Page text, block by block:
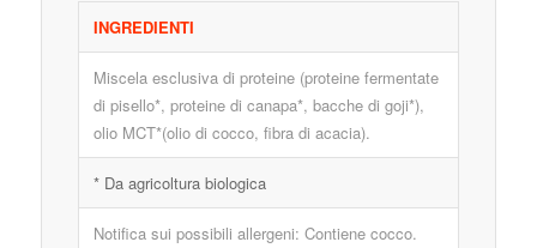
INGREDIENTI
Miscela esclusiva di proteine (proteine fermentate
di pisello*, proteine di canapa*, bacche di goji*),
olio MCT*(olio di cocco, fibra di acacia).
* Da agricoltura biologica
Notifica sui possibili allergeni: Contiene cocco.